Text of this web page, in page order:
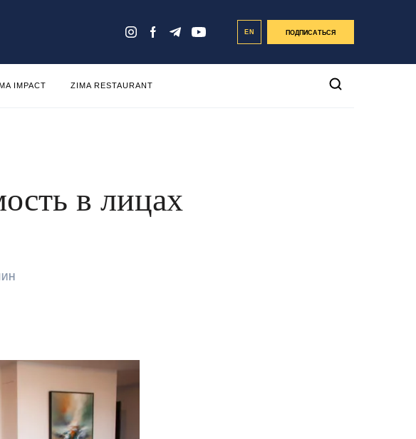
EN ПОДПИСАТЬСЯ
IMPACT ZIMA RESTAURANT
в лицах